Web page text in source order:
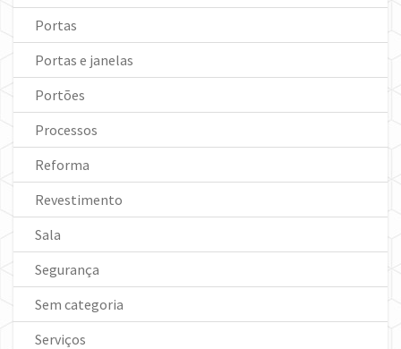
Portas
Portas e janelas
Portões
Processos
Reforma
Revestimento
Sala
Segurança
Sem categoria
Serviços